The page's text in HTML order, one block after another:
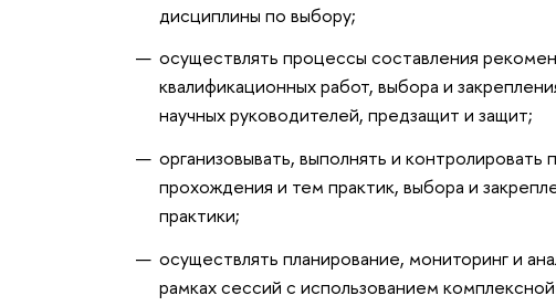
дисциплины по выбору;
осуществлять процессы составления
квалификационных работ, выбора и
научных руководителей, предзащит и защит;
организовывать, выполнять и
прохождения и тем практик, выбора и
практики;
осуществлять планирование, мониторинг и
рамках сессий с использованием